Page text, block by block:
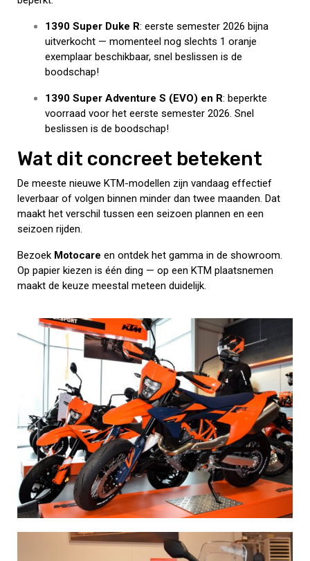
1390 Super Duke R: eerste semester 2026 bijna
uitverkocht — momenteel nog slechts 1 oranje
exemplaar beschikbaar, snel beslissen is de
boodschap!
1390 Super Adventure S (EVO) en R: beperkte
voorraad voor het eerste semester 2026. Snel
beslissen is de boodschap!
Wat dit concreet betekent
De meeste nieuwe KTM-modellen zijn vandaag effectief
leverbaar of volgen binnen minder dan twee maanden. Dat
maakt het verschil tussen een seizoen plannen en een
seizoen rijden.
Bezoek Motocare en ontdek het gamma in de showroom.
Op papier kiezen is één ding — op een KTM plaatsnemen
maakt de keuze meestal meteen duidelijk.